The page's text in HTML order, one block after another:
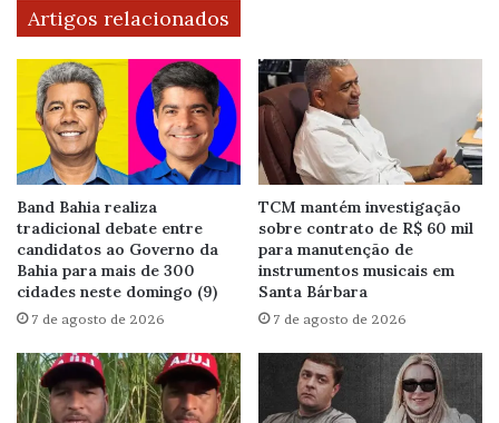
Artigos relacionados
Band Bahia realiza
tradicional debate entre
candidatos ao Governo da
Bahia para mais de 300
cidades neste domingo (9)
7 de agosto de 2026
TCM mantém investigação
sobre contrato de R$ 60 mil
para manutenção de
instrumentos musicais em
Santa Bárbara
7 de agosto de 2026